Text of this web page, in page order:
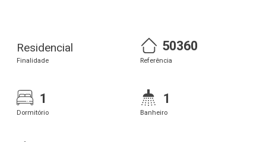
Residencial
Finalidade
50360
Referência
1
Dormitório
1
Banheiro